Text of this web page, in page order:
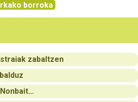
borroka
zabaltzen